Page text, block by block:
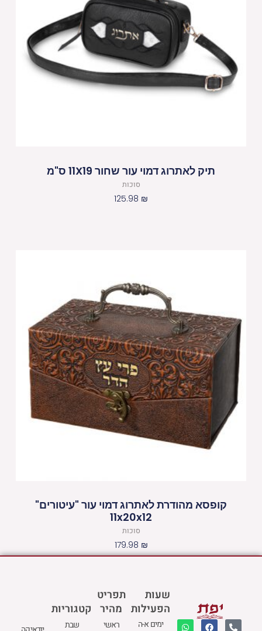
תיק לאתרוג דמוי עור שחור 11X19 ס"מ
סוכות
125.98 ₪
קופסא מהודרת לאתרוג דמוי עור "עיטורים"
11x20x12
סוכות
179.98 ₪
שעות
הפעילות
ימים א-ה
תפריט
מהיר
ראשי P
F
W E
M
קטגוריות
שבת